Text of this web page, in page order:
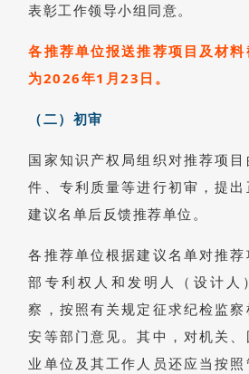
表彰工作领导小组同意。
各推荐单位报送推荐项目及材料
为2026年1月23日。
（二）初审
国家知识产权局组织对推荐项目
件、专利质量等进行初审，提出
建议名单后反馈推荐单位。
各推荐单位根据建议名单对推荐
部专利权人和发明人（设计人
察，按照有关规定征求纪检监察
安等部门意见。其中，对机关、
业单位及其工作人员还应当按照